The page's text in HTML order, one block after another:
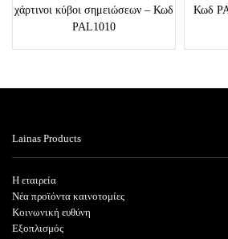
χάρτινοι κύβοι σημειώσεων – Κωδ
PAL1010
Κωδ
Lainas Products
Η εταιρεία
Νέα προϊόντα καινοτομίες
Κοινωνική ευθύνη
Εξοπλισμός